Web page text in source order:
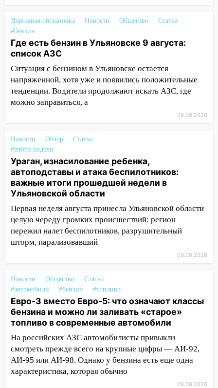
пропал 67-летний мужчина
08:11
непогода
означают классы бензина и можно ли
заливать «старое» топливо в
современные автомобили
Какая погода будет в Ульяновской
05:05
День, когда всё может
измениться: гороскоп на 9 августа —
три знака получат шанс, который нельзя
упустить
08.08.2026
20:10
Во время урагана в Ульяновске на
Волге перевернулась лодка
19:55 В Ульяновске упавшее дерево
заблокировало в машине двух женщин
готов, ещё два — почти завершены
17:00
«Ульяновскалипсис»: последствия
урагана 8 августа
16:38 Прогноз погоды в Ульяновской
области на 9 августа
16:34 Из-за мощной непогоды в
Ульяновске отменили фестиваль «Наше
время»
Дорожная обстановка Новости Общество
Статьи
#бензин
Где есть бензин в Ульяновске 9 августа:
список АЗС
Ситуация с бензином в Ульяновске остается
напряженной, хотя уже и появились положительные
тенденции. Водители продолжают искать АЗС, где
можно заправиться, а
09.08.2026
Новости Обзор
Статьи
#итоги недели
Ураган, изнасилование ребенка,
автоподставы и атака беспилотников:
важные итоги прошедшей недели в
Ульяновской области
Первая неделя августа принесла Ульяновской области
целую череду громких происшествий: регион
пережил налет беспилотников, разрушительный
шторм, парализовавший
09.08.2026
Новости Общество
Статьи
#автомобили
#бензин #топливо
Евро-3 вместо Евро-5: что означают классы
бензина и можно ли заливать «старое»
топливо в современные автомобили
На российских АЗС автомобилисты привыкли
смотреть прежде всего на крупные цифры — АИ-92,
АИ-95 или АИ-98. Однако у бензина есть еще одна
характеристика, которая обычно
09.08.2026